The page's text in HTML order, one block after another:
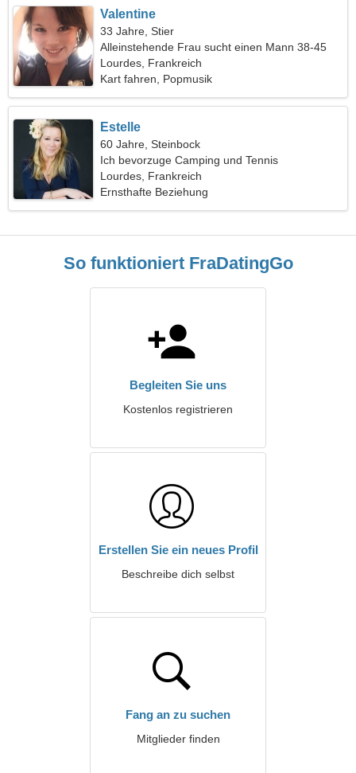
Valentine
33 Jahre, Stier
Alleinstehende Frau sucht einen Mann 38-45
Lourdes, Frankreich
Kart fahren, Popmusik
Estelle
60 Jahre, Steinbock
Ich bevorzuge Camping und Tennis
Lourdes, Frankreich
Ernsthafte Beziehung
So funktioniert FraDatingGo
Begleiten Sie uns
Kostenlos registrieren
Erstellen Sie ein neues Profil
Beschreibe dich selbst
Fang an zu suchen
Mitglieder finden